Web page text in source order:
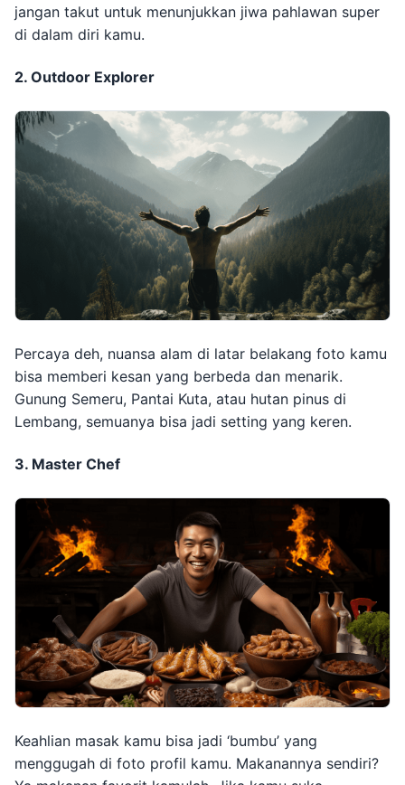
jangan takut untuk menunjukkan jiwa pahlawan super
di dalam diri kamu.
2. Outdoor Explorer
Percaya deh, nuansa alam di latar belakang foto kamu
bisa memberi kesan yang berbeda dan menarik.
Gunung Semeru, Pantai Kuta, atau hutan pinus di
Lembang, semuanya bisa jadi setting yang keren.
3. Master Chef
Keahlian masak kamu bisa jadi ‘bumbu’ yang
menggugah di foto profil kamu. Makanannya sendiri?